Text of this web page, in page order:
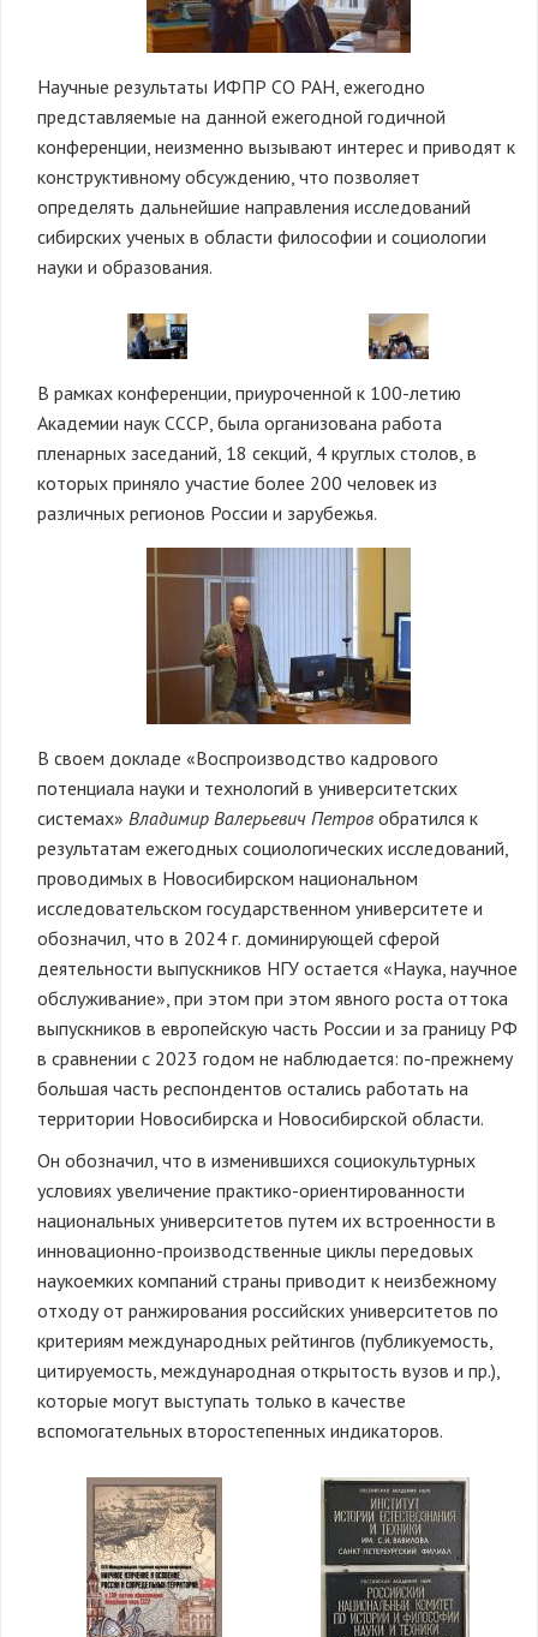
Научные результаты ИФПР СО РАН, ежегодно
представляемые на данной ежегодной годичной
конференции, неизменно вызывают интерес и приводят к
конструктивному обсуждению, что позволяет
определять дальнейшие направления исследований
сибирских ученых в области философии и социологии
науки и образования.
В рамках конференции, приуроченной к 100-летию
Академии наук СССР, была организована работа
пленарных заседаний, 18 секций, 4 круглых столов, в
которых приняло участие более 200 человек из
различных регионов России и зарубежья.
В своем докладе «Воспроизводство кадрового
потенциала науки и технологий в университетских
системах» Владимир Валерьевич Петров обратился к
результатам ежегодных социологических исследований,
проводимых в Новосибирском национальном
исследовательском государственном университете и
обозначил, что в 2024 г. доминирующей сферой
деятельности выпускников НГУ остается «Наука, научное
обслуживание», при этом при этом явного роста оттока
выпускников в европейскую часть России и за границу РФ
в сравнении с 2023 годом не наблюдается: по-прежнему
большая часть респондентов остались работать на
территории Новосибирска и Новосибирской области.
Он обозначил, что в изменившихся социокультурных
условиях увеличение практико-ориентированности
национальных университетов путем их встроенности в
инновационно-производственные циклы передовых
наукоемких компаний страны приводит к неизбежному
отходу от ранжирования российских университетов по
критериям международных рейтингов (публикуемость,
цитируемость, международная открытость вузов и пр.),
которые могут выступать только в качестве
вспомогательных второстепенных индикаторов.